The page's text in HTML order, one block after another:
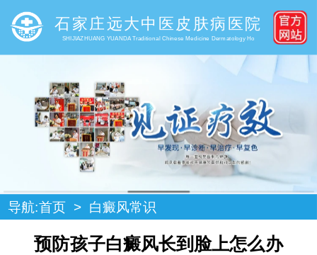
石家庄远大中医皮肤病医院
SHIJIAZHUANG YUANDA Traditional Chinese Medicine Dermatology Ho
导航:首页 > 白癜风常识
预防孩子白癜风长到脸上怎么办